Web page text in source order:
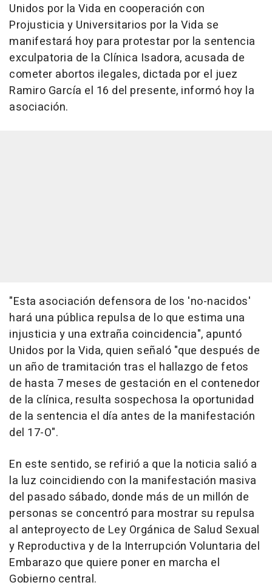
Unidos por la Vida en cooperación con
Projusticia y Universitarios por la Vida se
manifestará hoy para protestar por la sentencia
exculpatoria de la Clínica Isadora, acusada de
cometer abortos ilegales, dictada por el juez
Ramiro García el 16 del presente, informó hoy la
asociación.
"Esta asociación defensora de los 'no-nacidos'
hará una pública repulsa de lo que estima una
injusticia y una extraña coincidencia", apuntó
Unidos por la Vida, quien señaló "que después de
un año de tramitación tras el hallazgo de fetos
de hasta 7 meses de gestación en el contenedor
de la clínica, resulta sospechosa la oportunidad
de la sentencia el día antes de la manifestación
del 17-O".
En este sentido, se refirió a que la noticia salió a
la luz coincidiendo con la manifestación masiva
del pasado sábado, donde más de un millón de
personas se concentró para mostrar su repulsa
al anteproyecto de Ley Orgánica de Salud Sexual
y Reproductiva y de la Interrupción Voluntaria del
Embarazo que quiere poner en marcha el
Gobierno central.